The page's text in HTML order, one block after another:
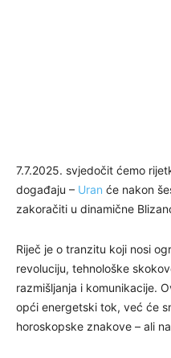
7.7.2025. svjedočit ćemo
događaju – Uran će nakon
zakoračiti u dinamične
Riječ je o tranzitu koji nosi
revoluciju, tehnološke
razmišljanja i komunikacije.
opći energetski tok, već će
horoskopske znakove – ali